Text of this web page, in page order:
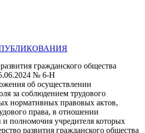
гражданского общества
№ 6-Н
об осуществлении
за соблюдением трудового
нормативных правовых актов,
права, в отношении
полномочия учредителя которых
развития гражданского общества